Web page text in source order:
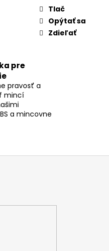
Tlač
Opýtať sa
Zdieľať
pre
pravosť a
mincí
a mincovne